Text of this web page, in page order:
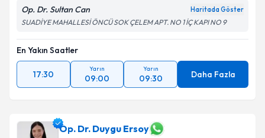
Takvim Talebini Gönder
Op. Dr. Sultan Can Haritada Göster
SUADİYE MAHALLESİ ÖNCÜ SOK ÇELEM APT. NO 1 İÇ KAPI NO 9
En Yakın Saatler
17:30
Yarın
09:00
Yarın
09:30 Daha Fazla
Op. Dr. Duygu Ersoy